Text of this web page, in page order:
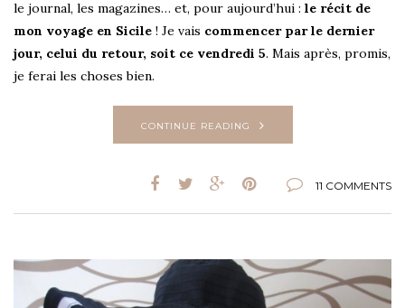
le journal, les magazines… et, pour aujourd’hui : le récit de
mon voyage en Sicile ! Je vais commencer par le dernier
jour, celui du retour, soit ce vendredi 5. Mais après, promis,
je ferai les choses bien.
CONTINUE READING
11 COMMENTS